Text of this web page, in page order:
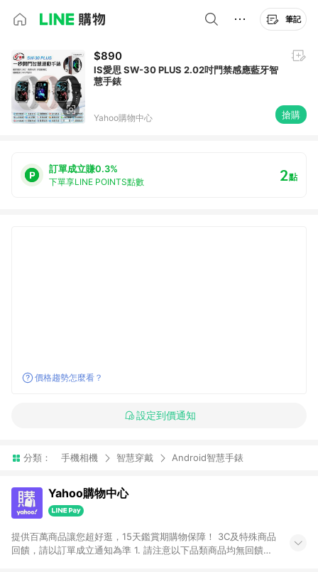
筆記
$890
IS愛思 SW-30 PLUS 2.02吋門禁感應藍牙智
慧手錶
Yahoo購物中心 搶購
訂單成立賺0.3%
下單享LINE POINTS點數 2點
價格趨勢怎麼看？
設定到價通知
分類： 手機相機 智慧穿戴 Android智慧手錶
Yahoo購物中心
提供百萬商品讓您超好逛，15天鑑賞期購物保障！ 3C及特殊商品
回饋，請以訂單成立通知為準 1. 請注意以下品類商品均無回饋：